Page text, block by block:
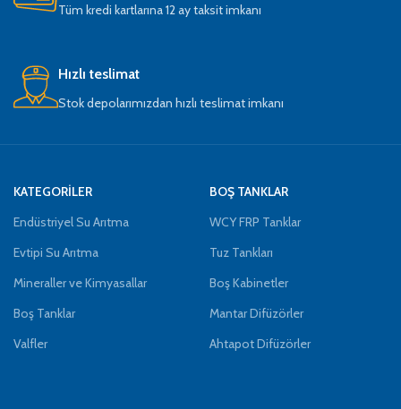
Tüm kredi kartlarına 12 ay taksit imkanı
Hızlı teslimat
Stok depolarımızdan hızlı teslimat imkanı
KATEGORİLER
Endüstriyel Su Arıtma
Evtipi Su Arıtma
Mineraller ve Kimyasallar
Boş Tanklar
Valfler
BOŞ TANKLAR
WCY FRP Tanklar
Tuz Tankları
Boş Kabinetler
Mantar Difüzörler
Ahtapot Difüzörler